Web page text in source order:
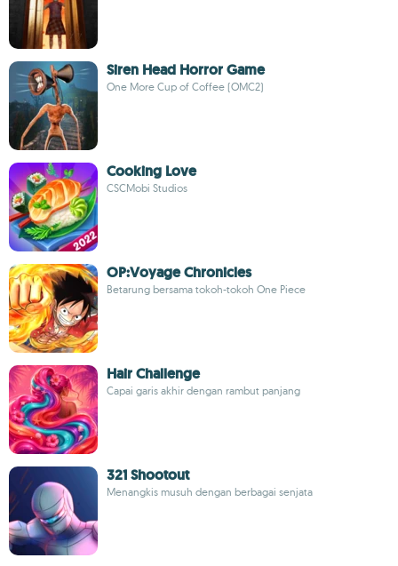
Siren Head Horror Game
One More Cup of Coffee (OMC2)
Cooking Love
CSCMobi Studios
OP:Voyage Chronicles
Betarung bersama tokoh-tokoh One Piece
Hair Challenge
Capai garis akhir dengan rambut panjang
321 Shootout
Menangkis musuh dengan berbagai senjata